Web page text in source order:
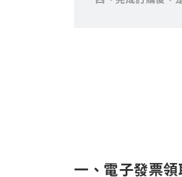
一、電子發票